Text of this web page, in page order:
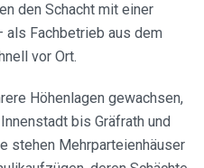
den Schacht mit einer
Fachbetrieb aus dem
vor Ort.
Höhenlagen gewachsen,
bis Gräfrath und
stehen Mehrparteienhäuser